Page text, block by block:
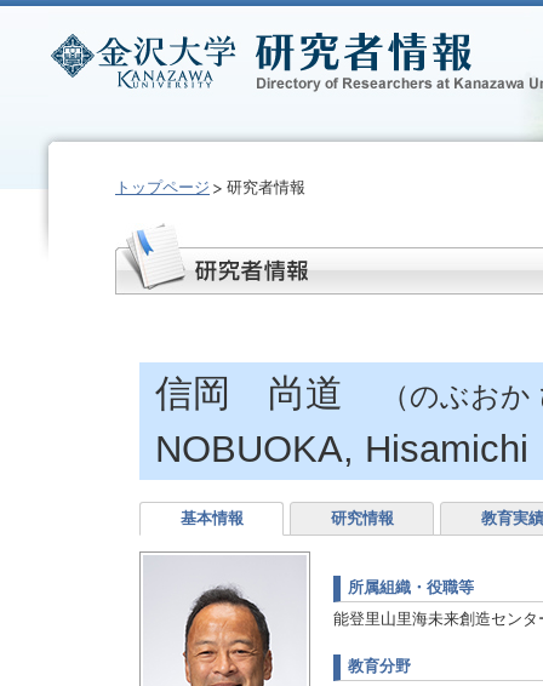
トップページ 研究者情報
信岡 尚道 （のぶお
NOBUOKA, Hisamichi
基本情報 研究情報 教育実績
所属組織・役職等
能登里山里海未来創造センタ
教育分野